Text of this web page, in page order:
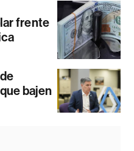
frente
bajen